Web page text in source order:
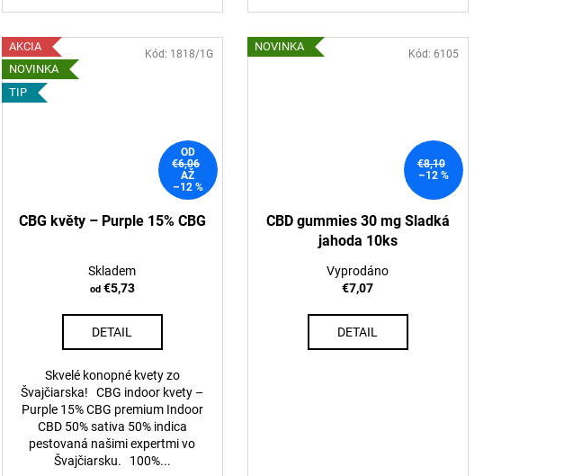
AKCIA
NOVINKA
TIP
OD
€6,06
AŽ
–12 %
CBG květy – Purple 15% CBG
Skladem
od€5,73
DETAIL
Skvelé konopné kvety zo
Švajčiarska! CBG indoor kvety –
Purple 15% CBG premium Indoor
CBD 50% sativa 50% indica
pestovaná našimi expertmi vo
Švajčiarsku. 100%...
Kód: 1818/1G
NOVINKA
€8,10
–12 %
CBD gummies 30 mg Sladká
jahoda 10ks
Vyprodáno
€7,07
DETAIL
Kód: 6105